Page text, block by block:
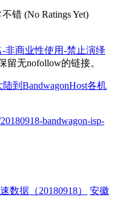
(No Ratings Yet)
非商业性使用-禁止演绎
留无nofollow的链接。
陆到BandwagonHost各机
bandwagon-isp-
数据（20180918）
安徽